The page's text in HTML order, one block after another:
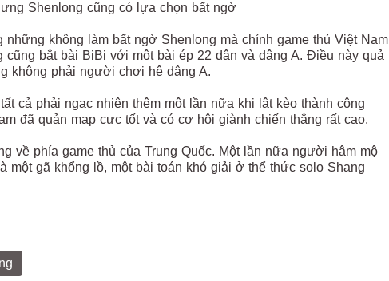
Shenlong cũng có lựa chọn bất ngờ
không làm bất ngờ Shenlong mà chính game thủ Việt Nam
bắt bài BiBi với một bài ép 22 dân và dâng A. Điều này quả
không phải người chơi hệ dâng A.
cả phải ngạc nhiên thêm một lần nữa khi lật kèo thành công
đã quản map cực tốt và có cơ hội giành chiến thắng rất cao.
về phía game thủ của Trung Quốc. Một lần nữa người hâm mộ
một gã khổng lồ, một bài toán khó giải ở thể thức solo Shang